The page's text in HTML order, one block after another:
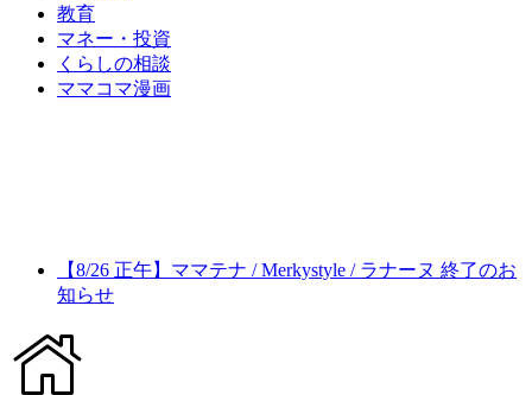
教育
マネー・投資
くらしの相談
ママコマ漫画
【8/26 正午】ママテナ / Merkystyle / ラナーヌ 終了のお
知らせ